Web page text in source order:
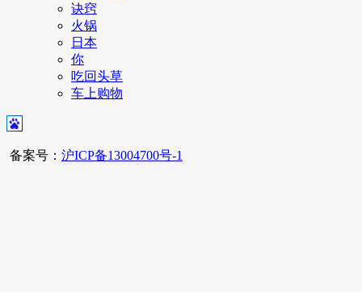
诀窍
火锅
日本
你
吃回头草
车上购物
备案号： 沪ICP备13004700号-1